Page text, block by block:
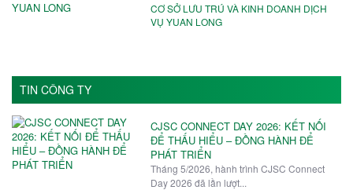
CƠ SỞ LƯU TRÚ VÀ KINH DOANH DỊCH
VỤ YUAN LONG
TIN CÔNG TY
CJSC CONNECT DAY 2026: KẾT NỐI
ĐỂ THẤU HIỂU – ĐỒNG HÀNH ĐỂ
PHÁT TRIỂN
Tháng 5/2026, hành trình CJSC Connect
Day 2026 đã lần lượt...